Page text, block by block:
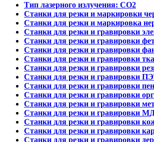
Тип лазерного излучения: СО2
Станки для резки и маркировки
Станки для резки и маркировка
Станки для резки и гравировки
Станки для резки и гравировки
Станки для резки и гравировки
Станки для резки и гравировки
Станки для резки и гравировки
Станки для резки и гравировки
Станки для резки и гравировки
Станки для резки и гравировки
Станки для резки и гравировки
Станки для резки и гравировки
Станки для резки и гравировки
Станки для резки и гравировки
Станки для резки и гравировки